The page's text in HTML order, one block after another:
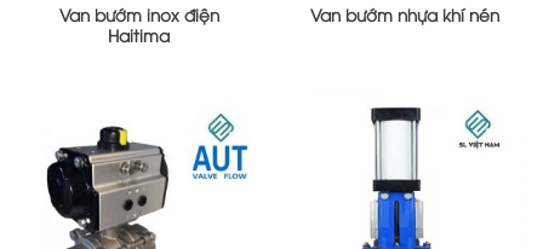
Van bướm inox điện
Haitima
Van bướm nhựa khí nén